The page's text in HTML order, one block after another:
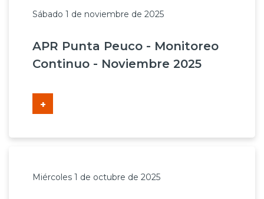
Sábado 1 de noviembre de 2025
APR Punta Peuco - Monitoreo
Continuo - Noviembre 2025
+
Miércoles 1 de octubre de 2025